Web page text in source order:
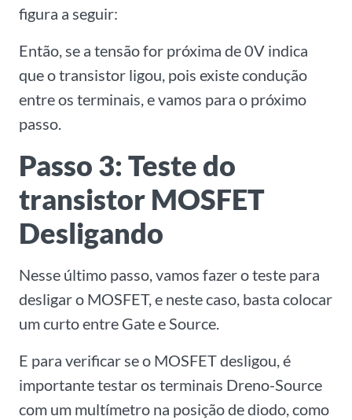
figura a seguir:
Então, se a tensão for próxima de 0V indica
que o transistor ligou, pois existe condução
entre os terminais, e vamos para o próximo
passo.
Passo 3: Teste do
transistor MOSFET
Desligando
Nesse último passo, vamos fazer o teste para
desligar o MOSFET, e neste caso, basta colocar
um curto entre Gate e Source.
E para verificar se o MOSFET desligou, é
importante testar os terminais Dreno-Source
com um multímetro na posição de diodo, como